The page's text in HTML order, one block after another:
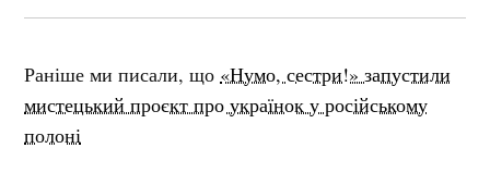
Раніше ми писали, що «Нумо, сестри!» запустили
мистецький проєкт про українок у російському
полоні